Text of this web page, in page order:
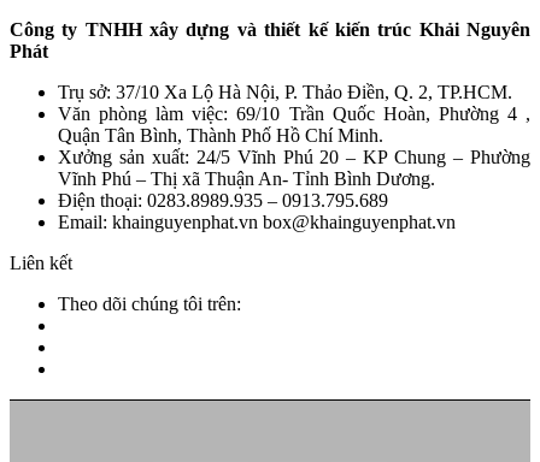
Công ty TNHH xây dựng và thiết kế kiến trúc Khải Nguyên
Phát
Trụ sở: 37/10 Xa Lộ Hà Nội, P. Thảo Điền, Q. 2, TP.HCM.
Văn phòng làm việc: 69/10 Trần Quốc Hoàn, Phường 4 ,
Quận Tân Bình, Thành Phố Hồ Chí Minh.
Xưởng sản xuất: 24/5 Vĩnh Phú 20 – KP Chung – Phường
Vĩnh Phú – Thị xã Thuận An- Tỉnh Bình Dương.
Điện thoại: 0283.8989.935 – 0913.795.689
Email: khainguyenphat.vn box@khainguyenphat.vn
Liên kết
Theo dõi chúng tôi trên: